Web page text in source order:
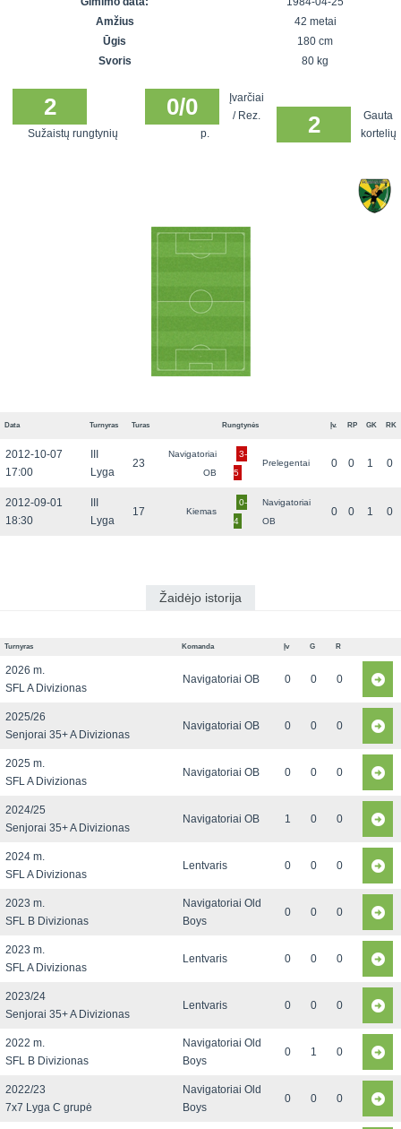
SFL rudens
Snaigės taurė
čempionatas
Vilnius
Amžius
42 metai
Ūgis
180 cm
Svoris
80 kg
2
Sužaistų rungtynių
0/0
Įvarčiai
/ Rez.
p.
2
Gauta
kortelių
Data Turnyras Turas Rungtynės Įv. RP GK RK
2012-10-07
17:00
Lyga
23
Navigatoriai
OB
3-
5
Prelegentai 0 0 1 0
2012-09-01
18:30
Lyga
17 Kiemas
0-
4
Navigatoriai
OB
0 0 1 0
Žaidėjo istorija
Turnyras Komanda Įv G R
2026 m.
SFL A Divizionas
Navigatoriai OB 0 0 0
2025/26
Senjorai 35+ A Divizionas
Navigatoriai OB 0 0 0
2025 m.
SFL A Divizionas
Navigatoriai OB 0 0 0
2024/25
Senjorai 35+ A Divizionas
Navigatoriai OB 1 0 0
2024 m.
SFL A Divizionas
Lentvaris 0 0 0
2023 m.
SFL B Divizionas
Navigatoriai Old
Boys
0 0 0
2023 m.
SFL A Divizionas
Lentvaris 0 0 0
2023/24
Senjorai 35+ A Divizionas
Lentvaris 0 0 0
2022 m.
SFL B Divizionas
Navigatoriai Old
Boys
0 1 0
2022/23
7x7 Lyga C grupė
Navigatoriai Old
Boys
0 0 0